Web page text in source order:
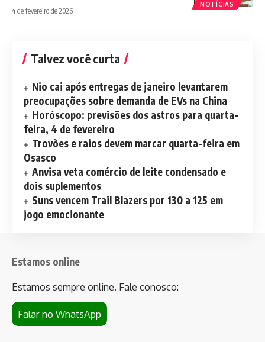
NOTÍCIAS
4 de fevereiro de 2026
Talvez você curta
Nio cai após entregas de janeiro levantarem
preocupações sobre demanda de EVs na China
Horóscopo: previsões dos astros para quarta-
feira, 4 de fevereiro
Trovões e raios devem marcar quarta-feira em
Osasco
Anvisa veta comércio de leite condensado e
dois suplementos
Suns vencem Trail Blazers por 130 a 125 em
jogo emocionante
Estamos online
Estamos sempre online. Fale conosco:
Falar no WhatsApp